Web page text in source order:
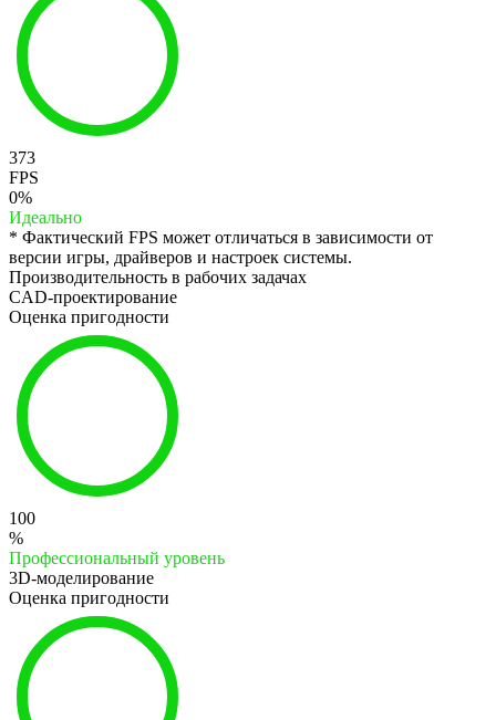
373
FPS
0%
Идеально
* Фактический FPS может отличаться в зависимости от
версии игры, драйверов и настроек системы.
Производительность в рабочих задачах
CAD-проектирование
Оценка пригодности
100
%
Профессиональный уровень
3D-моделирование
Оценка пригодности